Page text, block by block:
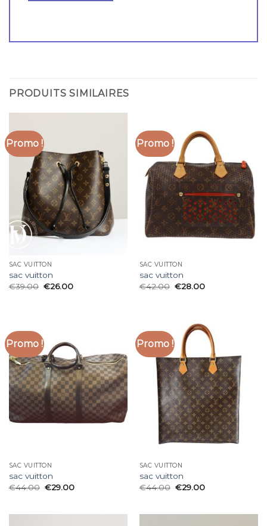
PRODUITS SIMILAIRES
Promo !
SAC VUITTON
sac vuitton
€39.00 €26.00
Promo !
SAC VUITTON
sac vuitton
€42.00 €28.00
Promo !
SAC VUITTON
sac vuitton
€44.00 €29.00
Promo !
SAC VUITTON
sac vuitton
€44.00 €29.00